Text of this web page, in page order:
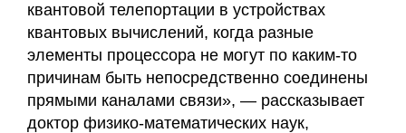
квантовой телепортации в устройствах
квантовых вычислений, когда разные
элементы процессора не могут по каким-то
причинам быть непосредственно соединены
прямыми каналами связи», — рассказывает
доктор физико-математических наук,